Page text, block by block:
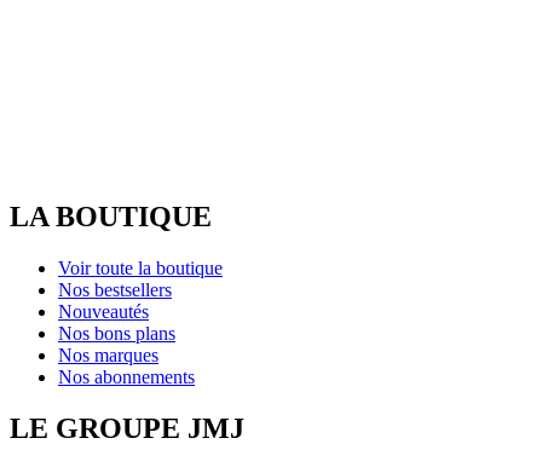
LA BOUTIQUE
Voir toute la boutique
Nos bestsellers
Nouveautés
Nos bons plans
Nos marques
Nos abonnements
LE GROUPE JMJ